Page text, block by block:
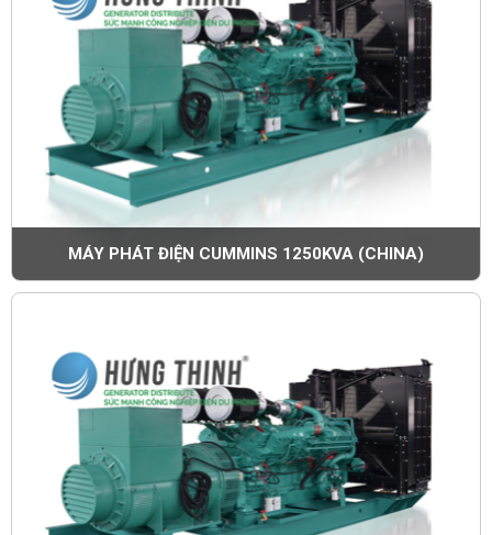
MÁY PHÁT ĐIỆN CUMMINS 1250KVA (CHINA)